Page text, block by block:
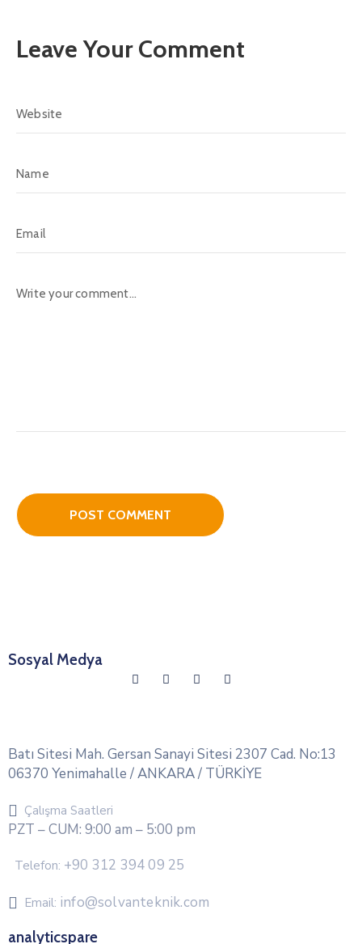
Leave Your Comment
Sosyal Medya
Batı Sitesi Mah. Gersan Sanayi Sitesi 2307 Cad. No:13
06370 Yenimahalle / ANKARA / TÜRKİYE
Çalışma Saatleri
PZT – CUM: 9:00 am – 5:00 pm
Telefon: +90 312 394 09 25
Email: info@solvanteknik.com
analyticspare